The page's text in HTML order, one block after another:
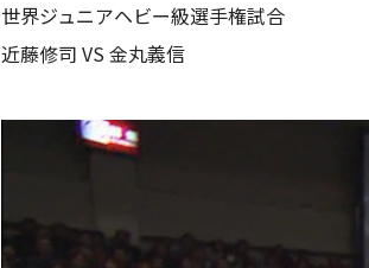
世界ジュニアヘビー級選手権試合
近藤修司 VS 金丸義信